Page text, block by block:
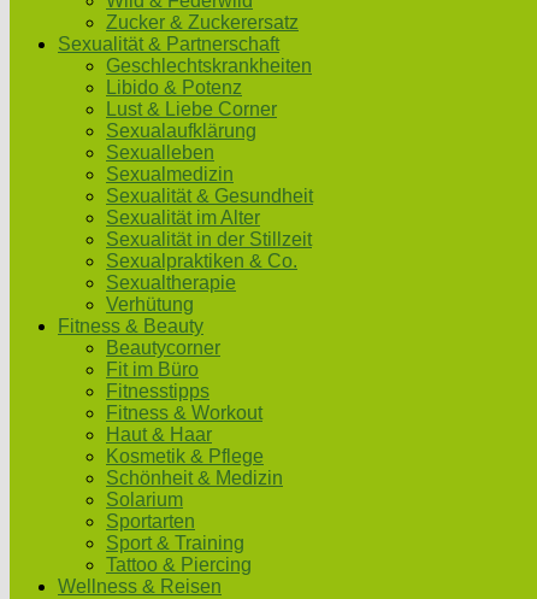
Zucker & Zuckerersatz
Sexualität & Partnerschaft
Geschlechtskrankheiten
Libido & Potenz
Lust & Liebe Corner
Sexualaufklärung
Sexualleben
Sexualmedizin
Sexualität & Gesundheit
Sexualität im Alter
Sexualität in der Stillzeit
Sexualpraktiken & Co.
Sexualtherapie
Verhütung
Fitness & Beauty
Beautycorner
Fit im Büro
Fitnesstipps
Fitness & Workout
Haut & Haar
Kosmetik & Pflege
Schönheit & Medizin
Solarium
Sportarten
Sport & Training
Tattoo & Piercing
Wellness & Reisen